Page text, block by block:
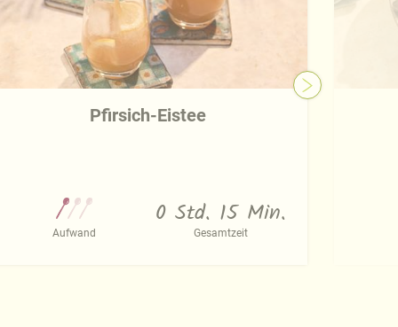
Pfirsich-Eistee
Aufwand
0 Std. 15 Min.
Gesamtzeit